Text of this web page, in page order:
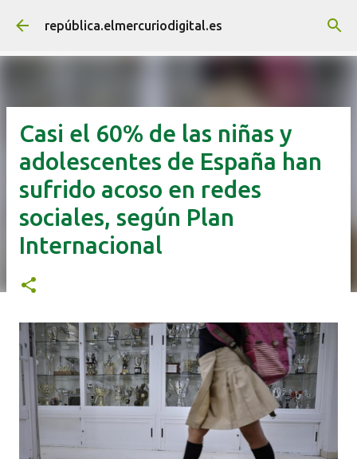
Ir al contenido principal
república.elmercuriodigital.es
Casi el 60% de las niñas y
adolescentes de España han
sufrido acoso en redes
sociales, según Plan
Internacional